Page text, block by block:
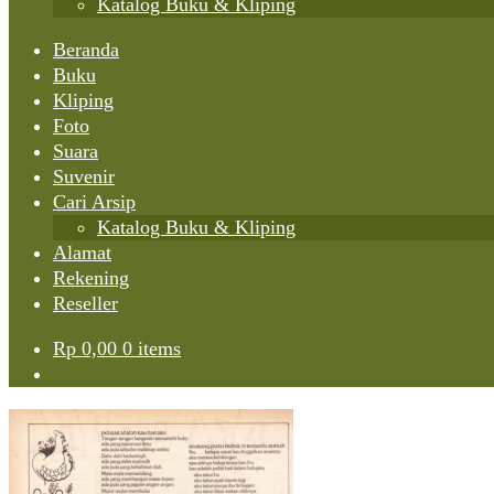
Katalog Buku & Kliping
Beranda
Buku
Kliping
Foto
Suara
Suvenir
Cari Arsip
Katalog Buku & Kliping
Alamat
Rekening
Reseller
Rp 0,00 0 items